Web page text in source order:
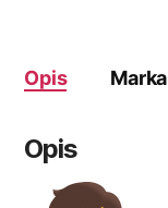
Opis Marka
Opis